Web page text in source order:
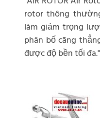
rotor thông
làm giảm trọng
phân bố căng
được độ bền tối đa."